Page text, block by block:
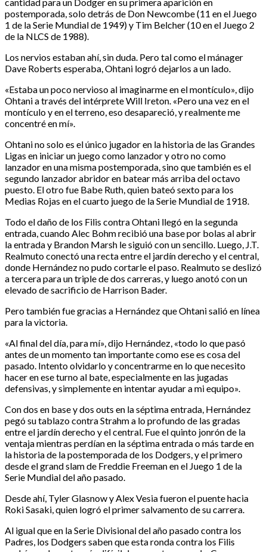
postemporada, solo detrás de Don Newcombe (11 en el Juego
1 de la Serie Mundial de 1949) y Tim Belcher (10 en el Juego 2
de la NLCS de 1988).
Los nervios estaban ahí, sin duda. Pero tal como el mánager
Dave Roberts esperaba, Ohtani logró dejarlos a un lado.
«Estaba un poco nervioso al imaginarme en el montículo», dijo
Ohtani a través del intérprete Will Ireton. «Pero una vez en el
montículo y en el terreno, eso desapareció, y realmente me
concentré en mí».
Ohtani no solo es el único jugador en la historia de las Grandes
Ligas en iniciar un juego como lanzador y otro no como
lanzador en una misma postemporada, sino que también es el
segundo lanzador abridor en batear más arriba del octavo
puesto. El otro fue Babe Ruth, quien bateó sexto para los
Medias Rojas en el cuarto juego de la Serie Mundial de 1918.
Todo el daño de los Filis contra Ohtani llegó en la segunda
entrada, cuando Alec Bohm recibió una base por bolas al abrir
la entrada y Brandon Marsh le siguió con un sencillo. Luego, J.T.
Realmuto conectó una recta entre el jardín derecho y el central,
donde Hernández no pudo cortarle el paso. Realmuto se deslizó
a tercera para un triple de dos carreras, y luego anotó con un
elevado de sacrificio de Harrison Bader.
Pero también fue gracias a Hernández que Ohtani salió en línea
para la victoria.
«Al final del día, para mí», dijo Hernández, «todo lo que pasó
antes de un momento tan importante como ese es cosa del
pasado. Intento olvidarlo y concentrarme en lo que necesito
hacer en ese turno al bate, especialmente en las jugadas
defensivas, y simplemente en intentar ayudar a mi equipo».
Con dos en base y dos outs en la séptima entrada, Hernández
pegó su tablazo contra Strahm a lo profundo de las gradas
entre el jardín derecho y el central. Fue el quinto jonrón de la
ventaja mientras perdían en la séptima entrada o más tarde en
la historia de la postemporada de los Dodgers, y el primero
desde el grand slam de Freddie Freeman en el Juego 1 de la
Serie Mundial del año pasado.
Desde ahí, Tyler Glasnow y Alex Vesia fueron el puente hacia
Roki Sasaki, quien logró el primer salvamento de su carrera.
Al igual que en la Serie Divisional del año pasado contra los
Padres, los Dodgers saben que esta ronda contra los Filis